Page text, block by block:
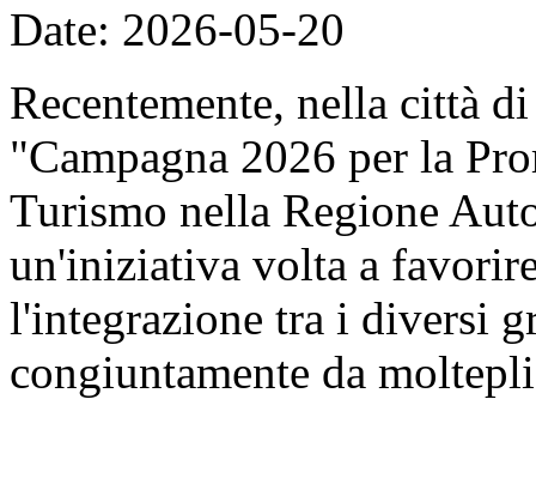
Date: 2026-05-20
Recentemente, nella città
"Campagna 2026 per la
Turismo nella Regione
un'iniziativa volta a
l'integrazione tra i diversi
congiuntamente da